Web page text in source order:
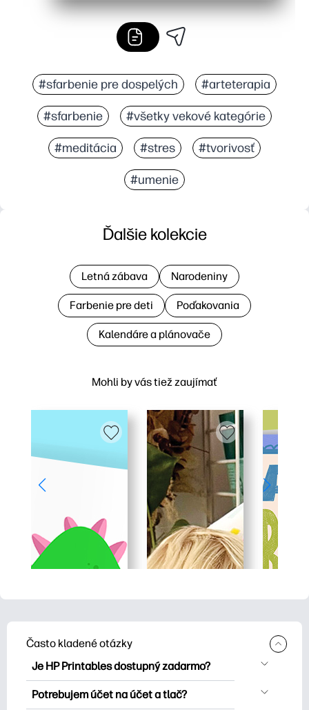
#sfarbenie pre dospelých #arteterapia
#sfarbenie #všetky vekové kategórie
#meditácia #stres #tvorivosť
#umenie
Mohli by vás tiež zaujímať
Ďalšie kolekcie
Letná zábava Narodeniny
Farbenie pre deti Poďakovania
Kalendáre a plánovače
Často kladené otázky
Je HP Printables dostupný zadarmo?
HP Printables ponúka viac ako 2500
bezplatných tlačových tlačiarní na tlač.
Potrebujem účet na účet a tlač?